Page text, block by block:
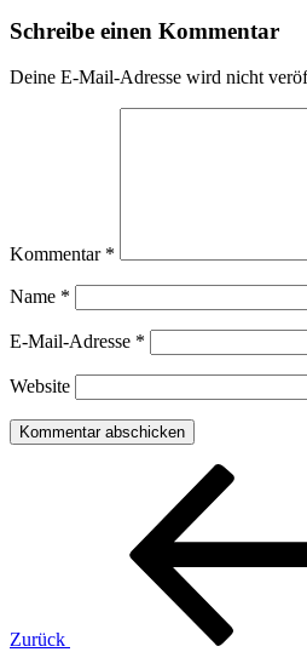
Schreibe einen Kommentar
Deine E-Mail-Adresse wird nicht
Kommentar *
Name *
E-Mail-Adresse *
Website
Beitragsnavigation
Zurück